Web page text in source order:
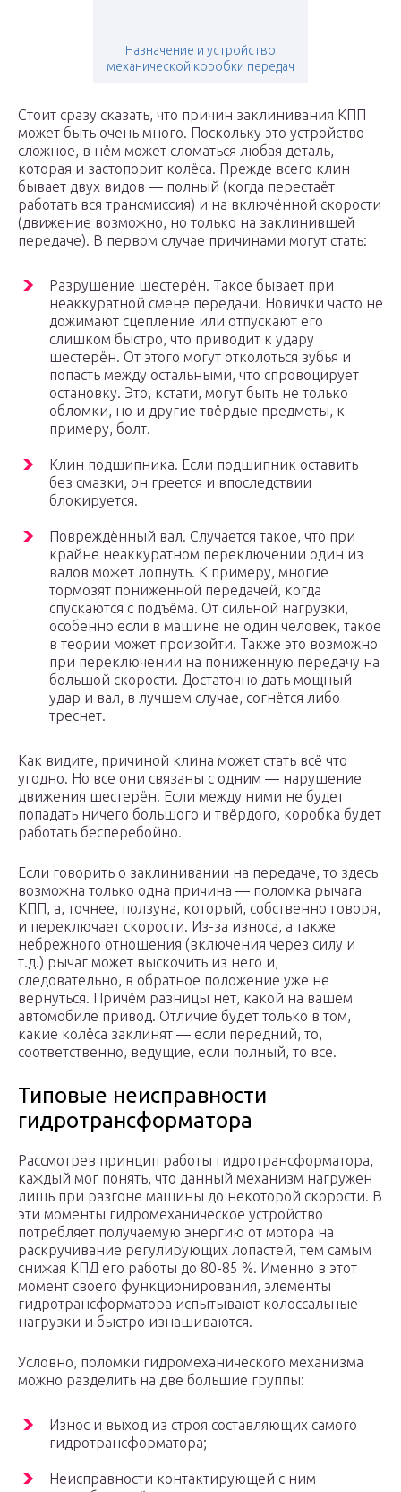
Назначение и устройство
механической коробки передач
Стоит сразу сказать, что причин заклинивания КПП
может быть очень много. Поскольку это устройство
сложное, в нём может сломаться любая деталь,
которая и застопорит колёса. Прежде всего клин
бывает двух видов — полный (когда перестаёт
работать вся трансмиссия) и на включённой скорости
(движение возможно, но только на заклинившей
передаче). В первом случае причинами могут стать:
Разрушение шестерён. Такое бывает при
неаккуратной смене передачи. Новички часто не
дожимают сцепление или отпускают его
слишком быстро, что приводит к удару
шестерён. От этого могут отколоться зубья и
попасть между остальными, что спровоцирует
остановку. Это, кстати, могут быть не только
обломки, но и другие твёрдые предметы, к
примеру, болт.
Клин подшипника. Если подшипник оставить
без смазки, он греется и впоследствии
блокируется.
Повреждённый вал. Случается такое, что при
крайне неаккуратном переключении один из
валов может лопнуть. К примеру, многие
тормозят пониженной передачей, когда
спускаются с подъёма. От сильной нагрузки,
особенно если в машине не один человек, такое
в теории может произойти. Также это возможно
при переключении на пониженную передачу на
большой скорости. Достаточно дать мощный
удар и вал, в лучшем случае, согнётся либо
треснет.
Как видите, причиной клина может стать всё что
угодно. Но все они связаны с одним — нарушение
движения шестерён. Если между ними не будет
попадать ничего большого и твёрдого, коробка будет
работать бесперебойно.
Если говорить о заклинивании на передаче, то здесь
возможна только одна причина — поломка рычага
КПП, а, точнее, ползуна, который, собственно говоря,
и переключает скорости. Из-за износа, а также
небрежного отношения (включения через силу и
т.д.) рычаг может выскочить из него и,
следовательно, в обратное положение уже не
вернуться. Причём разницы нет, какой на вашем
автомобиле привод. Отличие будет только в том,
какие колёса заклинят — если передний, то,
соответственно, ведущие, если полный, то все.
Типовые неисправности
гидротрансформатора
Рассмотрев принцип работы гидротрансформатора,
каждый мог понять, что данный механизм нагружен
лишь при разгоне машины до некоторой скорости. В
эти моменты гидромеханическое устройство
потребляет получаемую энергию от мотора на
раскручивание регулирующих лопастей, тем самым
снижая КПД его работы до 80-85 %. Именно в этот
момент своего функционирования, элементы
гидротрансформатора испытывают колоссальные
нагрузки и быстро изнашиваются.
Условно, поломки гидромеханического механизма
можно разделить на две большие группы:
Износ и выход из строя составляющих самого
гидротрансформатора;
Неисправности контактирующей с ним